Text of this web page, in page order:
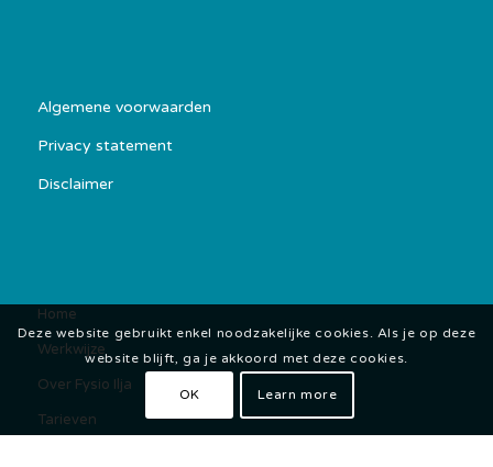
Algemene voorwaarden
Privacy statement
Disclaimer
Home
Werkwijze
Over Fysio Ilja
Tarieven
Deze website gebruikt enkel noodzakelijke cookies. Als je op deze
website blijft, ga je akkoord met deze cookies.
OK Learn more